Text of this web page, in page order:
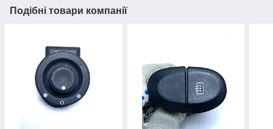
Подібні товари компанії